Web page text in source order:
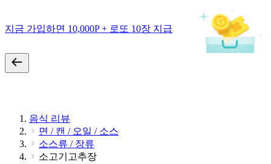
지금 가입하면 10,000P + 로또 10장 지급
음식 리뷰
면 / 캔 / 오일 / 소스
소스류 / 장류
소고기고추장